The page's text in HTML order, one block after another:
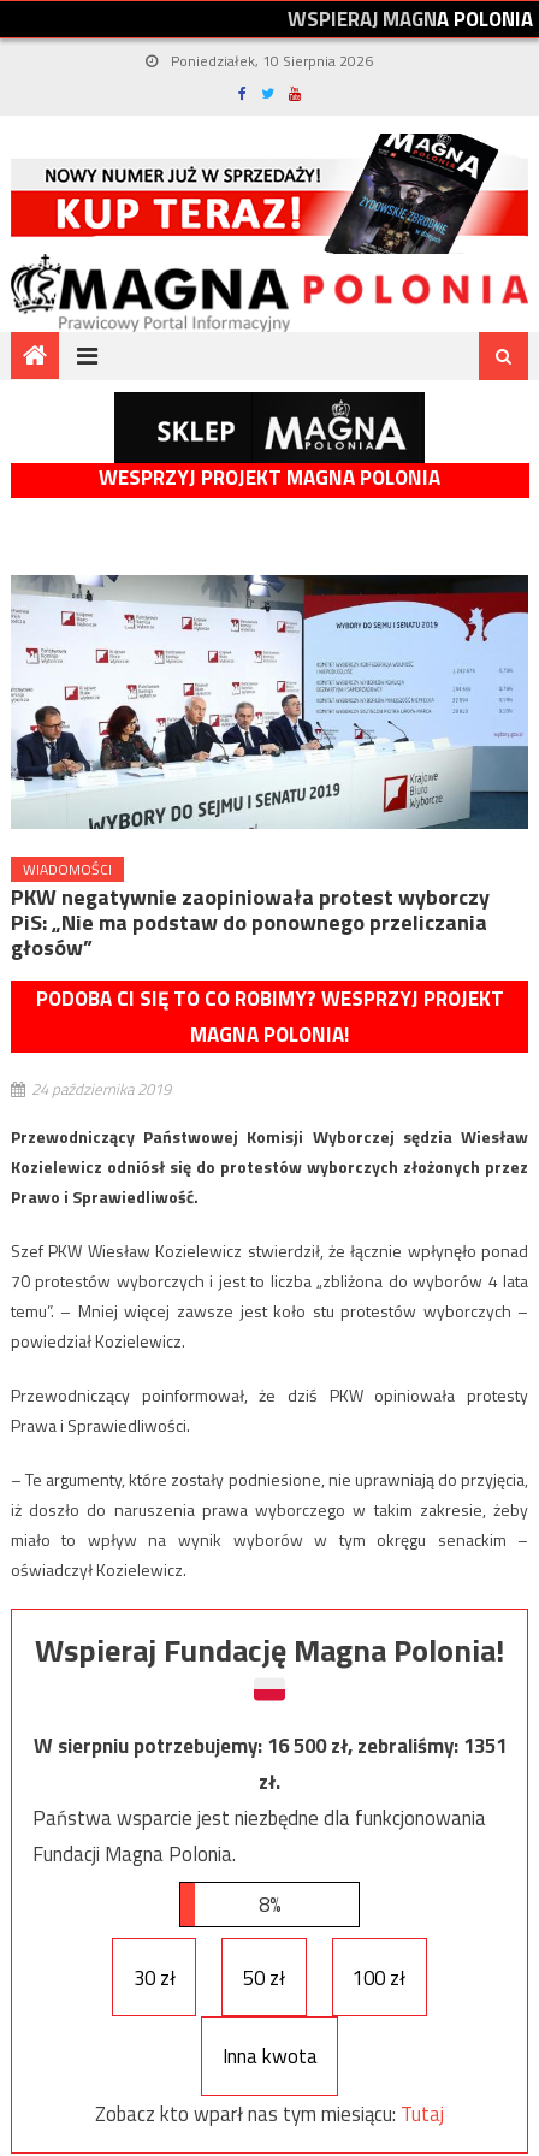
WSPIERAJMAGNAPOLONIA
Poniedziałek, 10 Sierpnia 2026
WESPRZYJ PROJEKT MAGNA POLONIA
WIADOMOŚCI
PKW negatywnie zaopiniowała protest wyborczy
PiS: „Nie ma podstaw do ponownego przeliczania
głosów”
PODOBA CI SIĘ TO CO ROBIMY? WESPRZYJ PROJEKT
MAGNA POLONIA!
24 października 2019
Przewodniczący Państwowej Komisji Wyborczej sędzia Wiesław
Kozielewicz odniósł się do protestów wyborczych złożonych przez
Prawo i Sprawiedliwość.
Szef PKW Wiesław Kozielewicz stwierdził, że łącznie wpłynęło ponad
70 protestów wyborczych i jest to liczba „zbliżona do wyborów 4 lata
temu”. – Mniej więcej zawsze jest koło stu protestów wyborczych –
powiedział Kozielewicz.
Przewodniczący poinformował, że dziś PKW opiniowała protesty
Prawa i Sprawiedliwości.
– Te argumenty, które zostały podniesione, nie uprawniają do przyjęcia,
iż doszło do naruszenia prawa wyborczego w takim zakresie, żeby
miało to wpływ na wynik wyborów w tym okręgu senackim –
oświadczył Kozielewicz.
Wspieraj Fundację Magna Polonia!
W sierpniu potrzebujemy:16 500zł, zebraliśmy:1351
zł.
Państwa wsparcie jest niezbędne dla funkcjonowania
Fundacji Magna Polonia.
8%
30 zł 50 zł 100 zł
Inna kwota
Zobacz kto wparł nas tym miesiącu: Tutaj